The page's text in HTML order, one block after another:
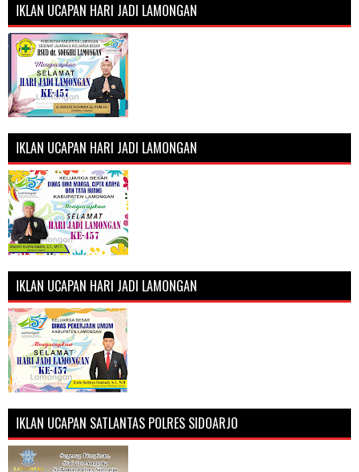
IKLAN UCAPAN HARI JADI LAMONGAN
IKLAN UCAPAN HARI JADI LAMONGAN
IKLAN UCAPAN HARI JADI LAMONGAN
IKLAN UCAPAN SATLANTAS POLRES SIDOARJO